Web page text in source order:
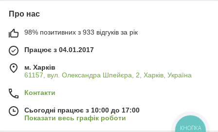
Про нас
98% позитивних з 933 відгуків за рік
Працює з 04.01.2017
м. Харків
61157, вул. Олександра Шпейєра, 2, Харків, Україна
Контакти
Сьогодні працює з 10:00 до 17:00
Показати весь графік роботи
КНОПКА